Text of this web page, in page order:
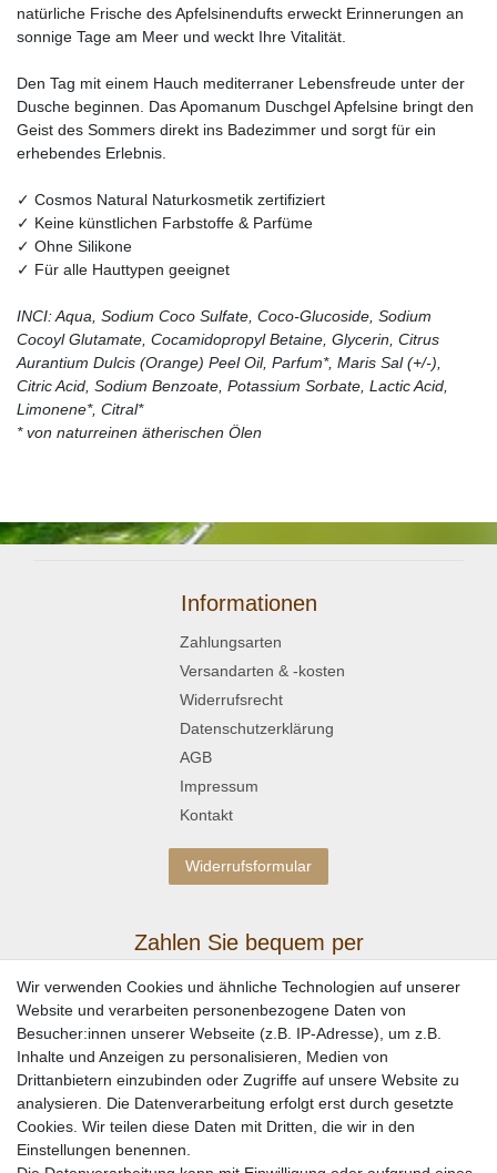
natürliche Frische des Apfelsinendufts erweckt Erinnerungen an
sonnige Tage am Meer und weckt Ihre Vitalität.
Den Tag mit einem Hauch mediterraner Lebensfreude unter der
Dusche beginnen. Das Apomanum Duschgel Apfelsine bringt den
Geist des Sommers direkt ins Badezimmer und sorgt für ein
erhebendes Erlebnis.
✓ Cosmos Natural Naturkosmetik zertifiziert
✓ Keine künstlichen Farbstoffe & Parfüme
✓ Ohne Silikone
✓ Für alle Hauttypen geeignet
INCI: Aqua, Sodium Coco Sulfate, Coco-Glucoside, Sodium
Cocoyl Glutamate, Cocamidopropyl Betaine, Glycerin, Citrus
Aurantium Dulcis (Orange) Peel Oil, Parfum*, Maris Sal (+/-),
Citric Acid, Sodium Benzoate, Potassium Sorbate, Lactic Acid,
Limonene*, Citral*
* von naturreinen ätherischen Ölen
Informationen
Zahlungsarten
Versandarten & -kosten
Widerrufsrecht
Datenschutzerklärung
AGB
Impressum
Kontakt
Widerrufsformular
Zahlen Sie bequem per
Wir verwenden Cookies und ähnliche Technologien auf unserer
Website und verarbeiten personenbezogene Daten von
Besucher:innen unserer Webseite (z.B. IP-Adresse), um z.B.
Inhalte und Anzeigen zu personalisieren, Medien von
Drittanbietern einzubinden oder Zugriffe auf unsere Website zu
analysieren. Die Datenverarbeitung erfolgt erst durch gesetzte
Cookies. Wir teilen diese Daten mit Dritten, die wir in den
Einstellungen benennen.